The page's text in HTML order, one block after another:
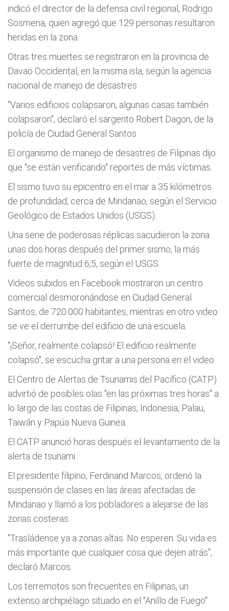
indicó el director de la defensa civil regional, Rodrigo
Sosmena, quien agregó que 129 personas resultaron
heridas en la zona.
Otras tres muertes se registraron en la provincia de
Davao Occidental, en la misma isla, según la agencia
nacional de manejo de desastres.
"Varios edificios colapsaron, algunas casas también
colapsaron", declaró el sargento Robert Dagon, de la
policía de Ciudad General Santos.
El organismo de manejo de desastres de Filipinas dijo
que "se están verificando" reportes de más víctimas.
El sismo tuvo su epicentro en el mar a 35 kilómetros
de profundidad, cerca de Mindanao, según el Servicio
Geológico de Estados Unidos (USGS).
Una serie de poderosas réplicas sacudieron la zona
unas dos horas después del primer sismo, la más
fuerte de magnitud 6,5, según el USGS.
Videos subidos en Facebook mostraron un centro
comercial desmoronándose en Ciudad General
Santos, de 720.000 habitantes, mientras en otro video
se ve el derrumbe del edificio de una escuela.
"¡Señor, realmente colapsó! El edificio realmente
colapsó", se escucha gritar a una persona en el video.
El Centro de Alertas de Tsunamis del Pacífico (CATP)
advirtió de posibles olas "en las próximas tres horas" a
lo largo de las costas de Filipinas, Indonesia, Palau,
Taiwán y Papúa Nueva Guinea.
El CATP anunció horas después el levantamiento de la
alerta de tsunami.
El presidente filipino, Ferdinand Marcos, ordenó la
suspensión de clases en las áreas afectadas de
Mindanao y llamó a los pobladores a alejarse de las
zonas costeras.
"Trasládense ya a zonas altas. No esperen. Su vida es
más importante que cualquier cosa que dejen atrás",
declaró Marcos.
Los terremotos son frecuentes en Filipinas, un
extenso archipiélago situado en el "Anillo de Fuego"